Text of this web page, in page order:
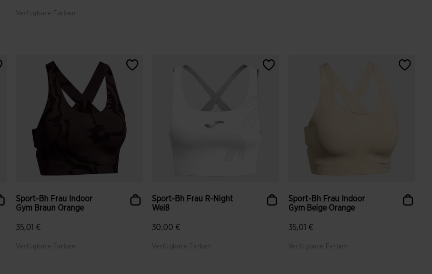
Verfügbare Farben
Sport-Bh Frau Indoor
Gym Braun Orange
35,01 €
Verfügbare Farben
Sport-Bh Frau R-Night
Weiß
30,00 €
Verfügbare Farben
Sport-Bh Frau Indoor
Gym Beige Orange
35,01 €
Verfügbare Farben